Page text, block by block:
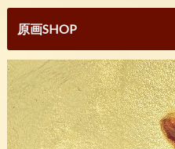
原画SHOP